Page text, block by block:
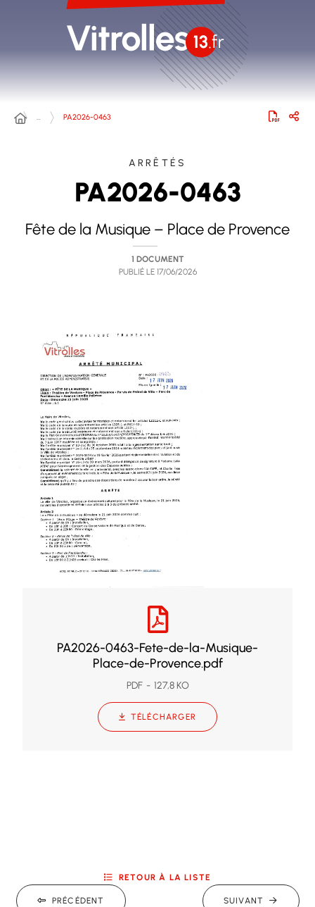
… PA2026-0463
ARRÊTÉS
PA2026-0463
Fête de la Musique – Place de Provence
1 DOCUMENT
PUBLIÉ LE 17/06/2026
PA2026-0463-Fete-de-la-Musique-
Place-de-Provence.pdf
PDF 127,8 KO
TÉLÉCHARGER
PRÉCÉDENT
RETOUR À LA LISTE
SUIVANT